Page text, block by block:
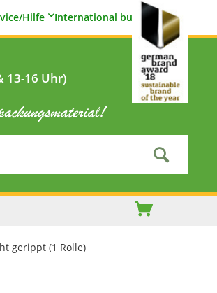
Hilfe International buyers
13-16 Uhr)
gerippt (1 Rolle)